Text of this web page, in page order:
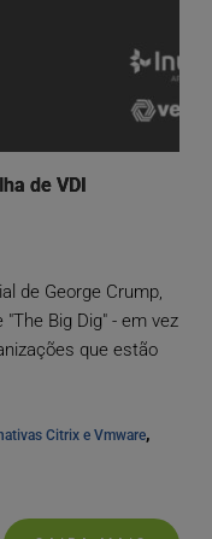
de VDI
de George Crump,
Big Dig" - em vez
que estão
Citrix e Vmware